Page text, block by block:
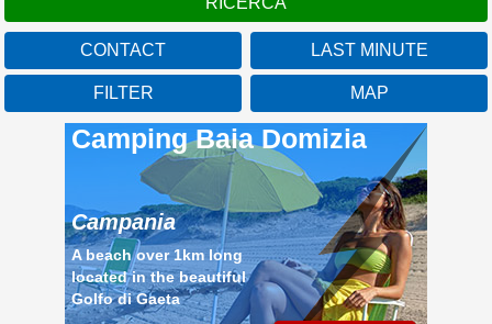
CONTACT LAST MINUTE
FILTER MAP
Camping Baia Domizia
Campania
A beach over 1km long
located in the beautiful
Golfo di Gaeta